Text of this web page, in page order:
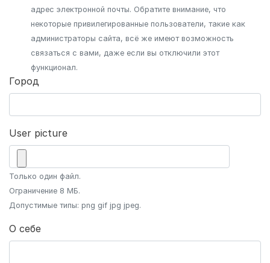
адрес электронной почты. Обратите внимание, что
некоторые привилегированные пользователи, такие как
администраторы сайта, всё же имеют возможность
связаться с вами, даже если вы отключили этот
функционал.
Город
User picture
Только один файл.
Ограничение 8 МБ.
Допустимые типы: png gif jpg jpeg.
О себе